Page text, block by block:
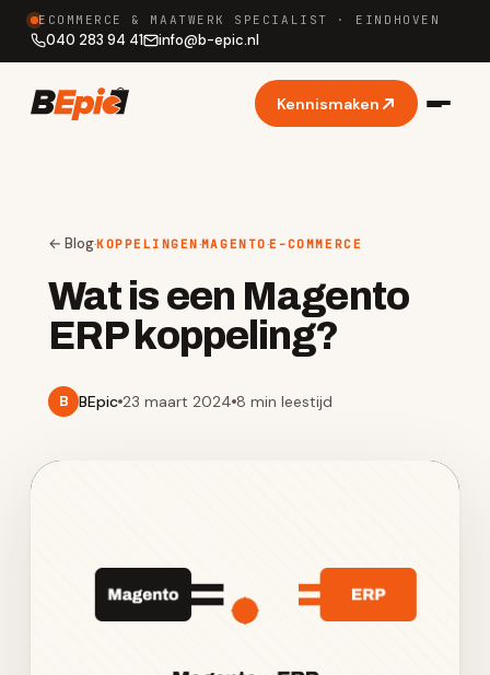
ECOMMERCE & MAATWERK SPECIALIST · EINDHOVEN
040 283 94 41 info@b-epic.nl
Kennismaken
← Blog·KOPPELINGEN·MAGENTO·E-COMMERCE
Wat is een Magento
ERP koppeling?
B BEpic 23 maart 2024 8 min leestijd